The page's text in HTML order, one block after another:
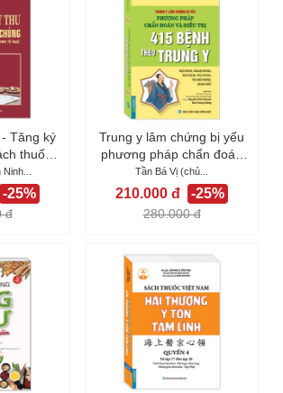
Tăng ký
thuốc
-25%
đ
Trung y lâm chứng bị yếu
phương pháp chẩn đoán
và điều trị...
Tần Bá Vị (chủ...
210.000 đ -25%
280.000 đ